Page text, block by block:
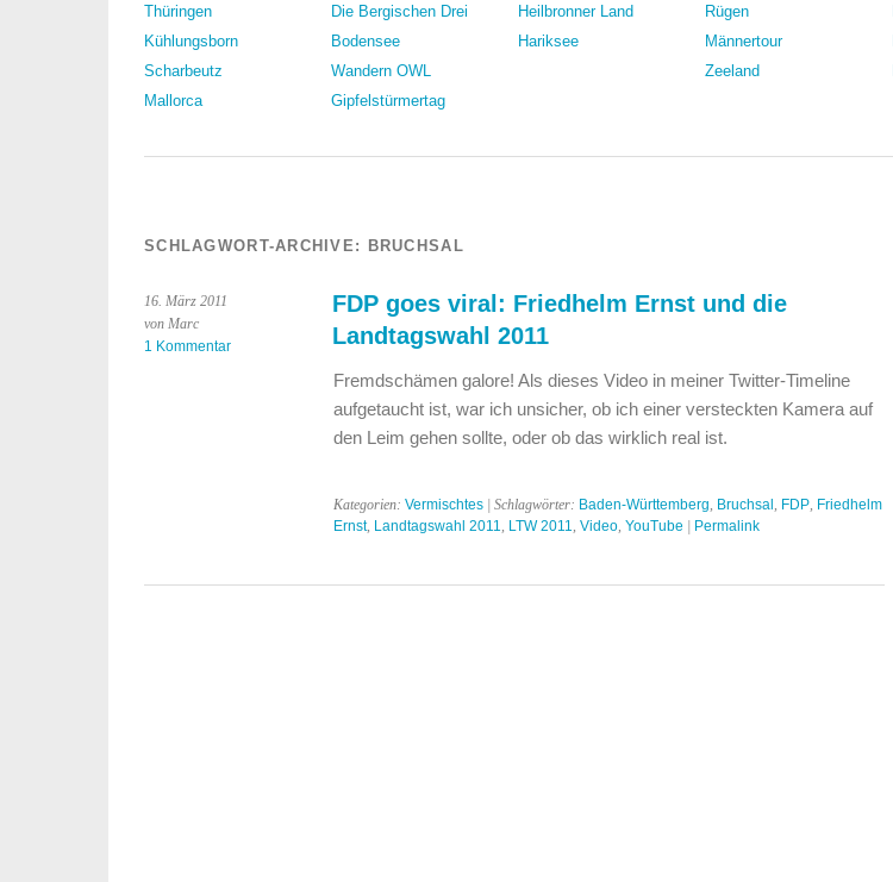
Thüringen
Kühlungsborn
Scharbeutz
Mallorca
Die Bergischen Drei
Bodensee
Wandern OWL
Gipfelstürmertag
Heilbronner Land
Hariksee
Rügen
Männertour
Zeeland
SCHLAGWORT-ARCHIVE: BRUCHSAL
16. März 2011
von Marc
1 Kommentar
FDP goes viral: Friedhelm Ernst und die
Landtagswahl 2011
Fremdschämen galore! Als dieses Video in meiner Twitter-Timeline
aufgetaucht ist, war ich unsicher, ob ich einer versteckten Kamera auf
den Leim gehen sollte, oder ob das wirklich real ist.
Kategorien: Vermischtes| Schlagwörter: Baden-Württemberg, Bruchsal, FDP, Friedhelm
Ernst, Landtagswahl 2011, LTW 2011, Video, YouTube | Permalink